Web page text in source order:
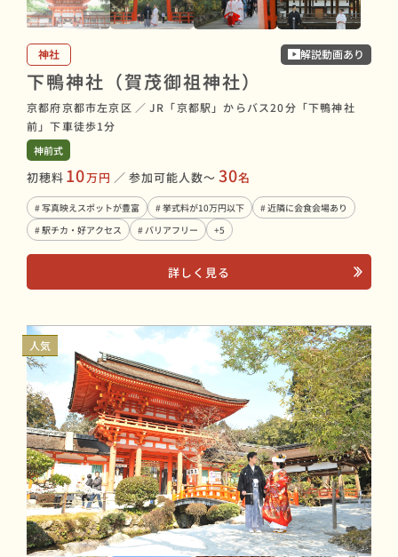
神社 解説動画あり
下鴨神社（賀茂御祖神社）
京都府京都市左京区 ／ JR「京都駅」からバス20分「下鴨神社
前」下車徒歩1分
神前式
初穂料 10万円 ／ 参加可能人数〜 30名
# 写真映えスポットが豊富 # 挙式料が10万円以下
# 近隣に会食会場あり
# 駅チカ・好アクセス
# バリアフリー +5
詳しく見る
人気